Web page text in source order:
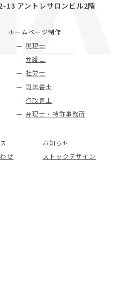
13 アントレサロンビル2階
ホームページ制作
税理士
弁護士
社労士
司法書士
行政書士
弁理士・特許事務所
お知らせ
せ ストックデザイン